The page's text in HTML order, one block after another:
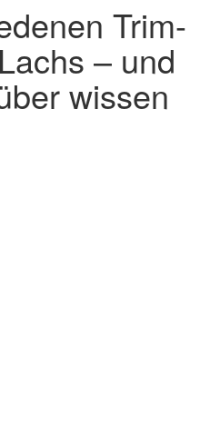
Trim-
– und
wissen